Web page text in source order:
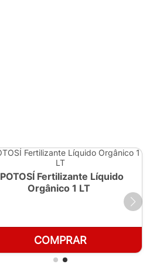
POTOSÍ Fertilizante Líquido
Orgânico 1 LT
COMPRAR